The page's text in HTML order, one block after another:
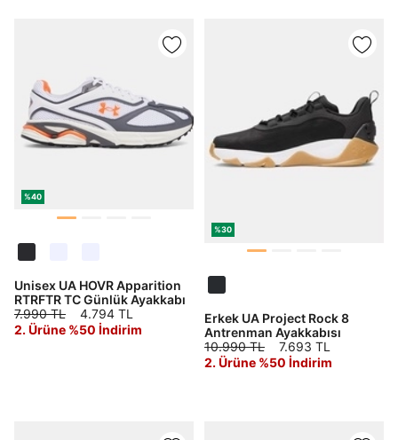
%40
Unisex UA HOVR Apparition
RTRFTR TC Günlük Ayakkabı
7.990 TL
4.794 TL
2. Ürüne %50 İndirim
%30
Erkek UA Project Rock 8
Antrenman Ayakkabısı
10.990 TL
7.693 TL
2. Ürüne %50 İndirim